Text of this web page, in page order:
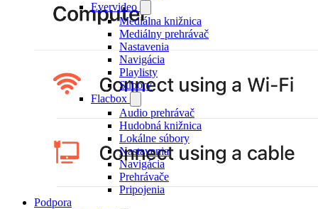
Evervideo
Mediálna knižnica
Mediálny prehrávač
Nastavenia
Navigácia
Playlisty
Súbory
Flacbox
Audio prehrávač
Hudobná knižnica
Lokálne súbory
Nastavenia
Navigácia
Prehrávače
Pripojenia
Podpora